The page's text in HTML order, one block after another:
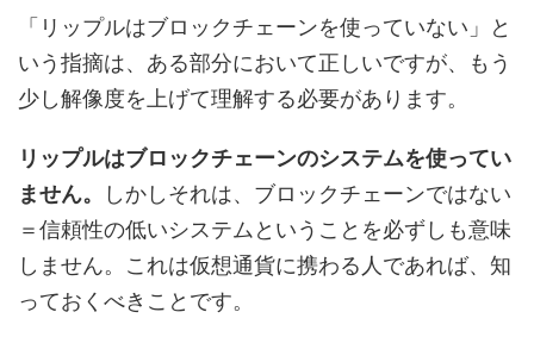
「リップルはブロックチェーンを使っていない」と
いう指摘は、ある部分において正しいですが、もう
少し解像度を上げて理解する必要があります。
リップルはブロックチェーンのシステムを使ってい
ません。
しかしそれは、ブロックチェーンではない
＝信頼性の低いシステムということを必ずしも意味
しません。これは仮想通貨に携わる人であれば、知
っておくべきことです。